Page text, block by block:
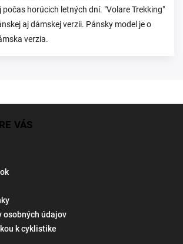
počas horúcich letných dní. "Volare Trekking"
aj dámskej verzii. Pánsky model je o
verzia.
VÁS
osobných údajov
k cyklistike